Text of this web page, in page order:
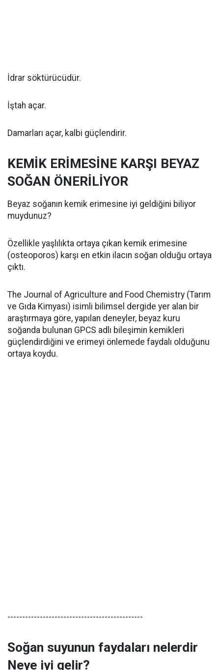
İdrar söktürücüdür.
İştah açar.
Damarları açar, kalbi güçlendirir.
KEMİK ERİMESİNE KARŞI BEYAZ
SOĞAN ÖNERİLİYOR
Beyaz soğanın kemik erimesine iyi geldiğini biliyor
muydunuz?
Özellikle yaşlılıkta ortaya çıkan kemik erimesine
(osteoporos) karşı en etkin ilacın soğan olduğu ortaya
çıktı.
The Journal of Agriculture and Food Chemistry (Tarım
ve Gıda Kimyası) isimli bilimsel dergide yer alan bir
araştırmaya göre, yapılan deneyler, beyaz kuru
soğanda bulunan GPCS adlı bileşimin kemikleri
güçlendirdiğini ve erimeyi önlemede faydalı olduğunu
ortaya koydu.
----------------------------------------------
Soğan suyunun faydaları nelerdir
Neye iyi gelir?